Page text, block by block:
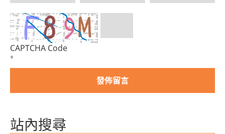
CAPTCHA Code
*
站內搜尋